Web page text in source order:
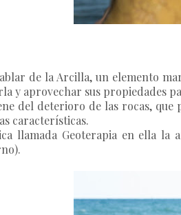
de la Arcilla, un elemento
y aprovechar sus propiedades
del deterioro de las rocas,
características.
llamada Geoterapia en ella